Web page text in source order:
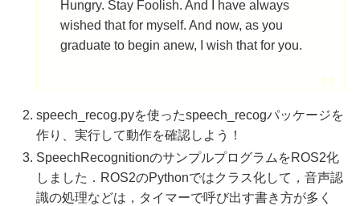
Hungry. Stay Foolish. And I have always
wished that for myself. And now, as you
graduate to begin anew, I wish that for you.
speech_recog.pyを使ったspeech_recogパッケージを
作り、実行して動作を確認しよう！
SpeechRecognitionのサンプルプログラムをROS2化
しました．ROS2のPythonではクラス化して，音声認
識の処理などは，タイマーで呼び出す書き方が多く